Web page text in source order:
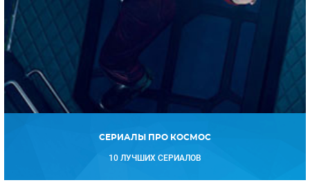
СЕРИАЛЫ ПРО КОСМОС
10 ЛУЧШИХ СЕРИАЛОВ